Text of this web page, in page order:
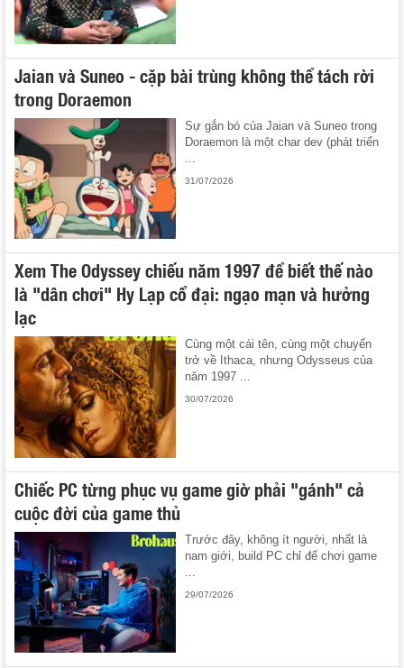
Jaian và Suneo - cặp bài trùng không thể tách rời
trong Doraemon
Sự gắn bó của Jaian và Suneo trong
Doraemon là một char dev (phát triển
31/07/2026
Xem The Odyssey chiếu năm 1997 để biết thế nào
là "dân chơi" Hy Lạp cổ đại: ngạo mạn và hưởng
lạc
Cùng một cái tên, cùng một chuyến
trở về Ithaca, nhưng Odysseus của
năm 1997 ...
30/07/2026
Chiếc PC từng phục vụ game giờ phải "gánh" cả
cuộc đời của game thủ
Trước đây, không ít người, nhất là
nam giới, build PC chỉ để chơi game
29/07/2026